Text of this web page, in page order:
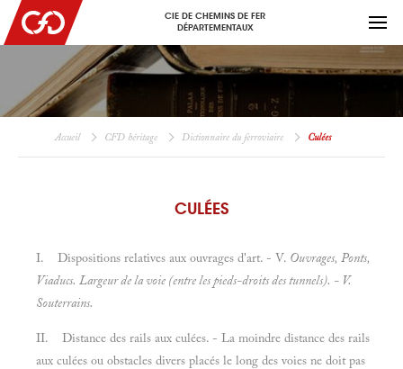
CIE DE CHEMINS DE FER
DÉPARTEMENTAUX
Accueil CFD héritage Dictionnaire du ferroviaire Culées
CULÉES
I. Dispositions relatives aux ouvrages d'art. - V. Ouvrages, Ponts,
Viaducs. Largeur de la voie (entre les pieds-droits des tunnels). - V.
Souterrains.
II. Distance des rails aux culées. - La moindre distance des rails
aux culées ou obstacles divers placés le long des voies ne doit pas